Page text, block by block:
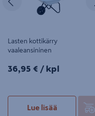
Lasten kottikärry
vaaleansininen
36,95€/kpl
36,95 € / kpl
Lue lisää